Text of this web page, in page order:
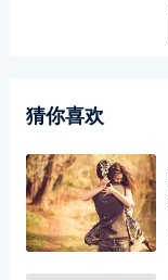
猜你喜欢